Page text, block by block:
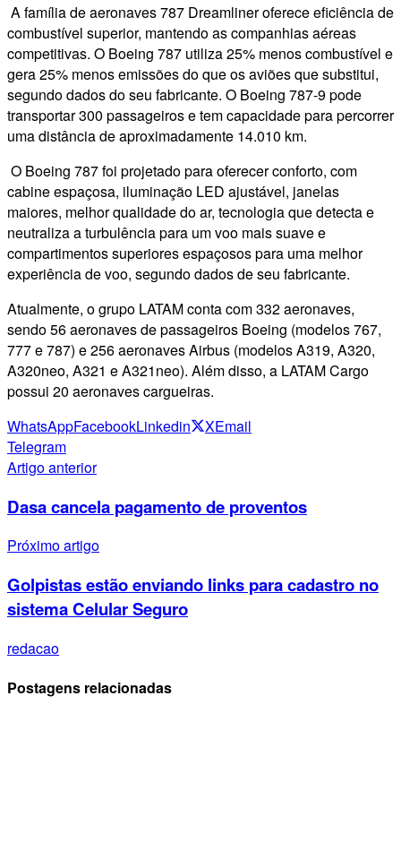
A família de aeronaves 787 Dreamliner oferece eficiência de
combustível superior, mantendo as companhias aéreas
competitivas. O Boeing 787 utiliza 25% menos combustível e
gera 25% menos emissões do que os aviões que substitui,
segundo dados do seu fabricante. O Boeing 787-9 pode
transportar 300 passageiros e tem capacidade para percorrer
uma distância de aproximadamente 14.010 km.
O Boeing 787 foi projetado para oferecer conforto, com
cabine espaçosa, iluminação LED ajustável, janelas
maiores, melhor qualidade do ar, tecnologia que detecta e
neutraliza a turbulência para um voo mais suave e
compartimentos superiores espaçosos para uma melhor
experiência de voo, segundo dados de seu fabricante.
Atualmente, o grupo LATAM conta com 332 aeronaves,
sendo 56 aeronaves de passageiros Boeing (modelos 767,
777 e 787) e 256 aeronaves Airbus (modelos A319, A320,
A320neo, A321 e A321neo). Além disso, a LATAM Cargo
possui 20 aeronaves cargueiras.
WhatsAppFacebookLinkedin XEmail
Telegram
Artigo anterior
Dasa cancela pagamento de proventos
Próximo artigo
Golpistas estão enviando links para cadastro no
sistema Celular Seguro
redacao
Postagens relacionadas